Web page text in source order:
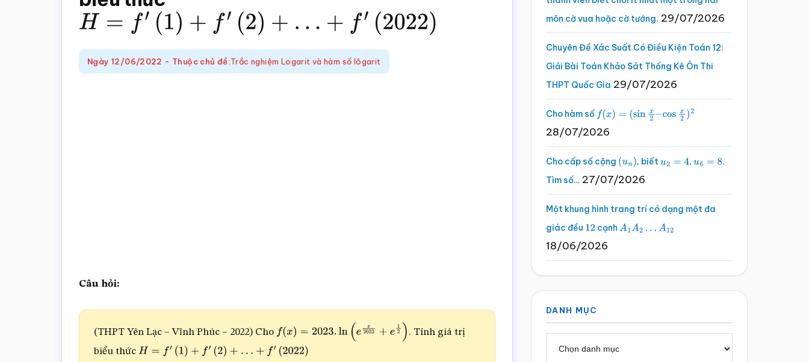
trắc
nghiệm
online
H= f′( 1)+ f′(2 )+ …+ f′(2022)
Ngày 12/06/2022 - Thuộc chủ đề:Trắc nghiệm Logarit và hàm số lôgarit
Câu hỏi:
(THPT Yên Lạc – Vĩnh Phúc – 2022) Cho f( x)= 2023.ln(e x2023 +e 2
. Tính giá trị
biểu thức H=f′ 1 +f′( ) +… +f′ 2022 )
môn cờ vua hoặc cờ tướng. 29/07/2026
Chuyên Đề Xác Suất Có Điều Kiện Toán 12:
Giải Bài Toán Khảo Sát Thống Kê Ôn Thi
THPT Quốc Gia 29/07/2026
Cho hàm số f(x)=(sinx2 –cosx2 )2
28/07/2026
Cho cấp số cộng (un), biếtu2 =4 , u6 =8
.
Tìm số… 27/07/2026
Một khung hình trang trí có dạng một đa
giác đều 12 cạnh A1A2…A 12
18/06/2026
DANH MỤC